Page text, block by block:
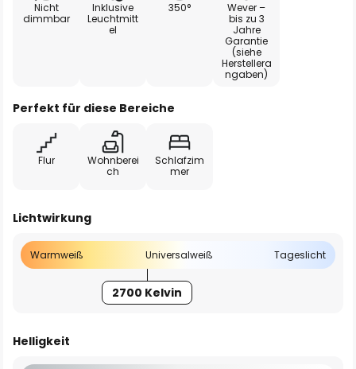
Nicht
dimmbar
Inklusive
Leuchtmitt
el
350°
Wever –
bis zu 3
Jahre
Garantie
(siehe
Herstellera
ngaben)
Perfekt für diese Bereiche
Flur
Wohnberei
ch
Schlafzim
mer
Lichtwirkung
Warmweiß Universalweiß Tageslicht
2700 Kelvin
Helligkeit